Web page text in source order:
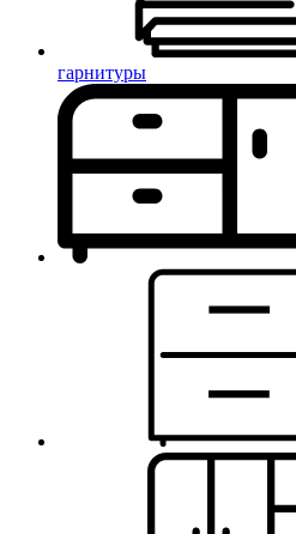
гарнитуры